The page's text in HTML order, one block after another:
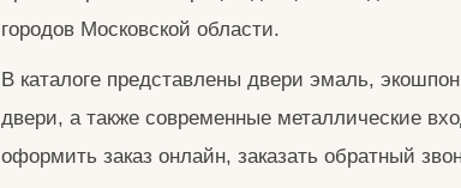
городов Московской области.
В каталоге представлены двери эмаль,
двери, а также современные металлические
оформить заказ онлайн, заказать обратный